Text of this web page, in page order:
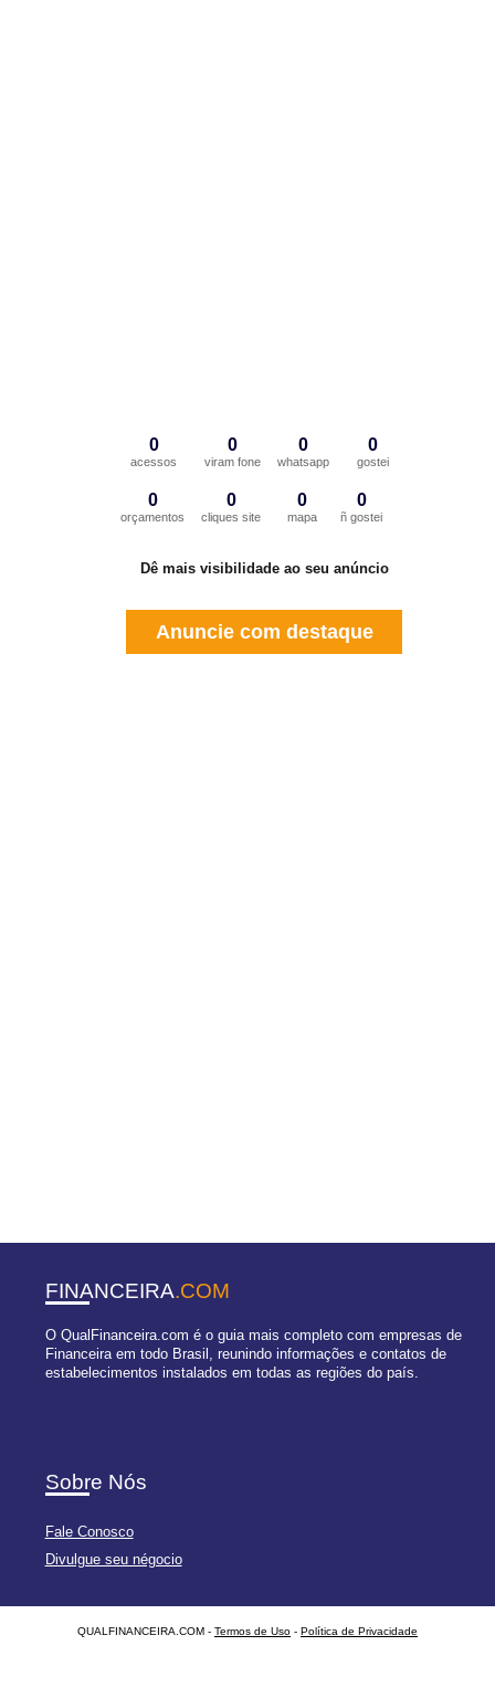
0
acessos
0
viram fone
0
whatsapp
0
gostei
0
orçamentos
0
cliques site
0
mapa
0
ñ gostei
Dê mais visibilidade ao seu anúncio
Anuncie com destaque
FINANCEIRA.COM
O QualFinanceira.com é o guia mais completo com empresas de
Financeira em todo Brasil, reunindo informações e contatos de
estabelecimentos instalados em todas as regiões do país.
Sobre Nós
Fale Conosco
Divulgue seu négocio
QUALFINANCEIRA.COM - Termos de Uso - Política de Privacidade